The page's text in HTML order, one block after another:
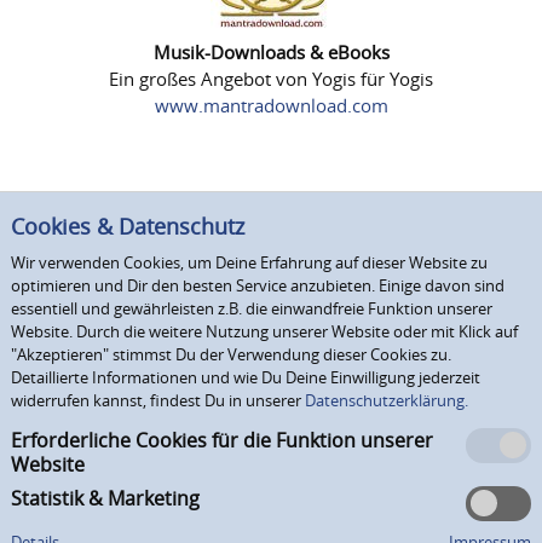
Musik-Downloads & eBooks
Ein großes Angebot von Yogis für Yogis
www.mantradownload.com
Cookies & Datenschutz
Wir verwenden Cookies, um Deine Erfahrung auf dieser Website zu
optimieren und Dir den besten Service anzubieten. Einige davon sind
essentiell und gewährleisten z.B. die einwandfreie Funktion unserer
Website. Durch die weitere Nutzung unserer Website oder mit Klick auf
"Akzeptieren" stimmst Du der Verwendung dieser Cookies zu.
Detaillierte Informationen und wie Du Deine Einwilligung jederzeit
widerrufen kannst, findest Du in unserer Datenschutzerklärung.
Erforderliche Cookies für die Funktion unserer
Website
Statistik & Marketing